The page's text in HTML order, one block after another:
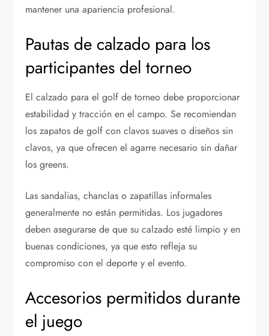
mantener una apariencia profesional.
Pautas de calzado para los
participantes del torneo
El calzado para el golf de torneo debe proporcionar
estabilidad y tracción en el campo. Se recomiendan
los zapatos de golf con clavos suaves o diseños sin
clavos, ya que ofrecen el agarre necesario sin dañar
los greens.
Las sandalias, chanclas o zapatillas informales
generalmente no están permitidas. Los jugadores
deben asegurarse de que su calzado esté limpio y en
buenas condiciones, ya que esto refleja su
compromiso con el deporte y el evento.
Accesorios permitidos durante
el juego